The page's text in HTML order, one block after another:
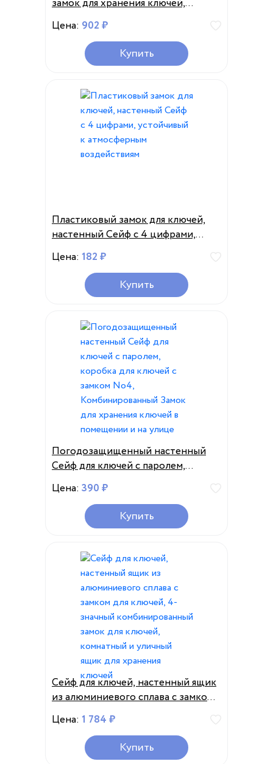
замок для хранения ключей,
коробка для ключей, настенный
Сейф для ключей,
погодозащищенный ящик для
дома и улицы
Цена: 902 ₽
Купить
Пластиковый замок для ключей,
настенный Сейф с 4 цифрами,
устойчивый к атмосферным
воздействиям
Цена: 182 ₽
Купить
Погодозащищенный настенный
Сейф для ключей с паролем,
коробка для ключей с замком No4,
Комбинированный Замок для
хранения ключей в помещении и
на улице
Цена: 390 ₽
Купить
Сейф для ключей, настенный ящик
из алюминиевого сплава с замком
для ключей, 4-значный
комбинированный замок для
ключей, комнатный и уличный
ящик для хранения ключей
Цена: 1 784 ₽
Купить